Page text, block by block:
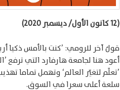
(12 كانون الأول/ ديسمبر 2020)
قولٌ آخر للرومي: ’كنت بالأمس ذكيا
أعود هنا لجامعة هارفارد التي ترفع
’تعلَّم لتغيّر العالم‘ وتهمل تماما
سلعة أعلى سعرا في السوق.